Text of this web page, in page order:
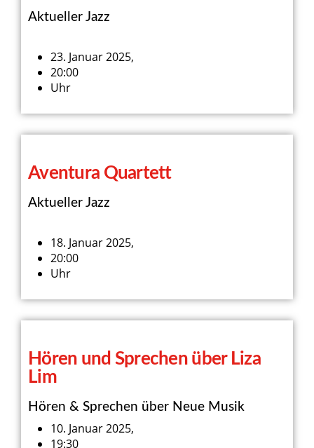
Aktueller Jazz
23. Januar 2025,
20:00
Uhr
Aventura Quartett
Aktueller Jazz
18. Januar 2025,
20:00
Uhr
Hören und Sprechen über Liza
Lim
Hören & Sprechen über Neue Musik
10. Januar 2025,
19:30